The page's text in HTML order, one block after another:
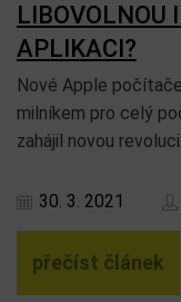
LIBOVOLNOU
APLIKACI?
Nové Apple
milníkem pro celý
zahájil novou
30. 3. 2021
přečíst článek